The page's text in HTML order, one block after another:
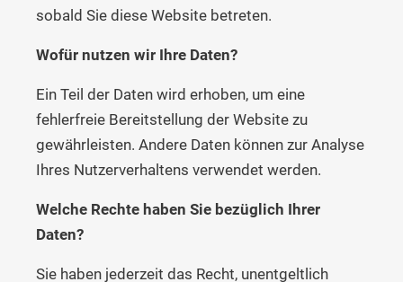
sobald Sie diese Website betreten.
Wofür nutzen wir Ihre Daten?
Ein Teil der Daten wird erhoben, um eine
fehlerfreie Bereitstellung der Website zu
gewährleisten. Andere Daten können zur Analyse
Ihres Nutzerverhaltens verwendet werden.
Welche Rechte haben Sie bezüglich Ihrer
Daten?
Sie haben jederzeit das Recht, unentgeltlich